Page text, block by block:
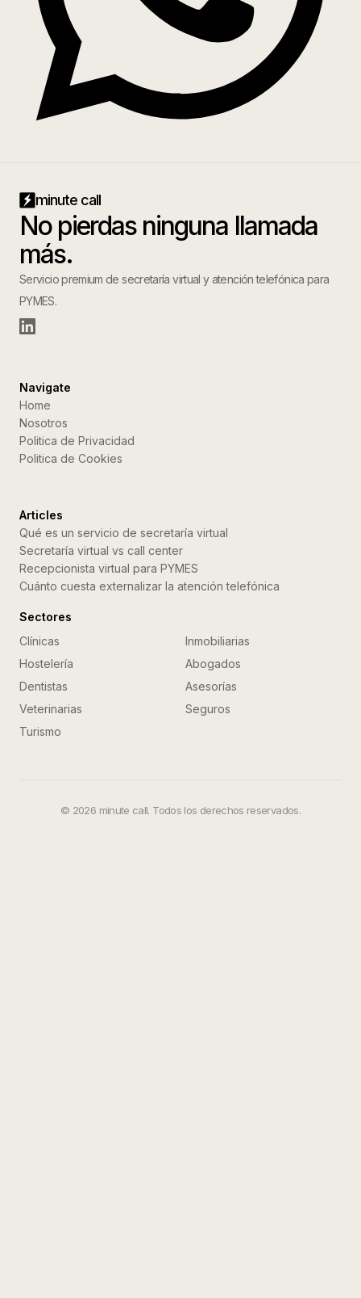
minute call
No pierdas ninguna llamada
más.
Servicio premium de secretaría virtual y atención telefónica para
PYMES.
Navigate
Home
Nosotros
Politica de Privacidad
Politica de Cookies
Articles
Qué es un servicio de secretaría virtual
Secretaría virtual vs call center
Recepcionista virtual para PYMES
Cuánto cuesta externalizar la atención telefónica
Sectores
Clínicas
Inmobiliarias
Hostelería
Abogados
Dentistas
Asesorías
Veterinarias
Seguros
Turismo
© 2026 minute call. Todos los derechos reservados.